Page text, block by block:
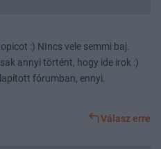
:) NIncs vele semmi baj.
annyi történt, hogy ide irok :)
fórumban, ennyi.
Válasz erre